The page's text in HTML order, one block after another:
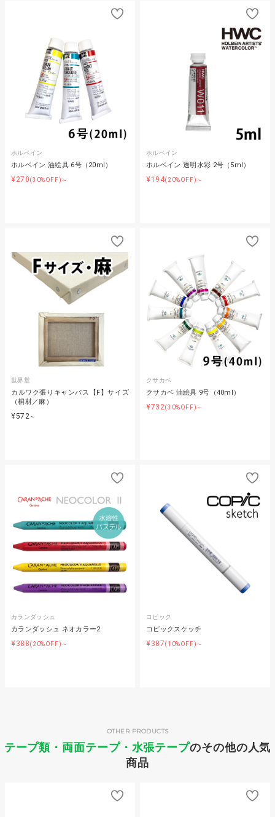
ホルベイン
ホルベイン 油絵具 6号（20ml）
¥270(30%OFF)～
ホルベイン
ホルベイン 透明水彩 2号（5ml）
¥194(20%OFF)～
世界堂
カルワク張りキャンバス【F】サイズ
（桐材／麻）
¥572～
クサカベ
クサカベ 油絵具 9号（40ml）
¥732(30%OFF)～
カランダッシュ
カランダッシュ ネオカラー2
¥388(20%OFF)～
コピック
コピックスケッチ
¥387(10%OFF)～
テープ類・両面テープ・水張テープのその他の人気
商品
OTHER PRODUCTS